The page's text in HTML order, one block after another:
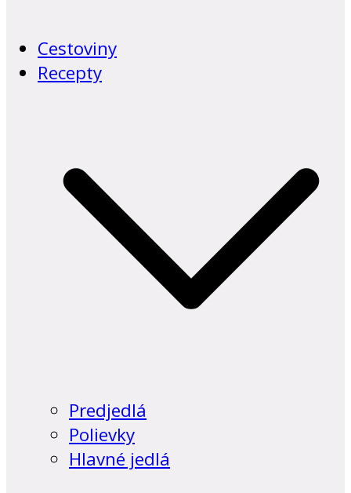
Cestoviny
Recepty
Predjedlá
Polievky
Hlavné jedlá